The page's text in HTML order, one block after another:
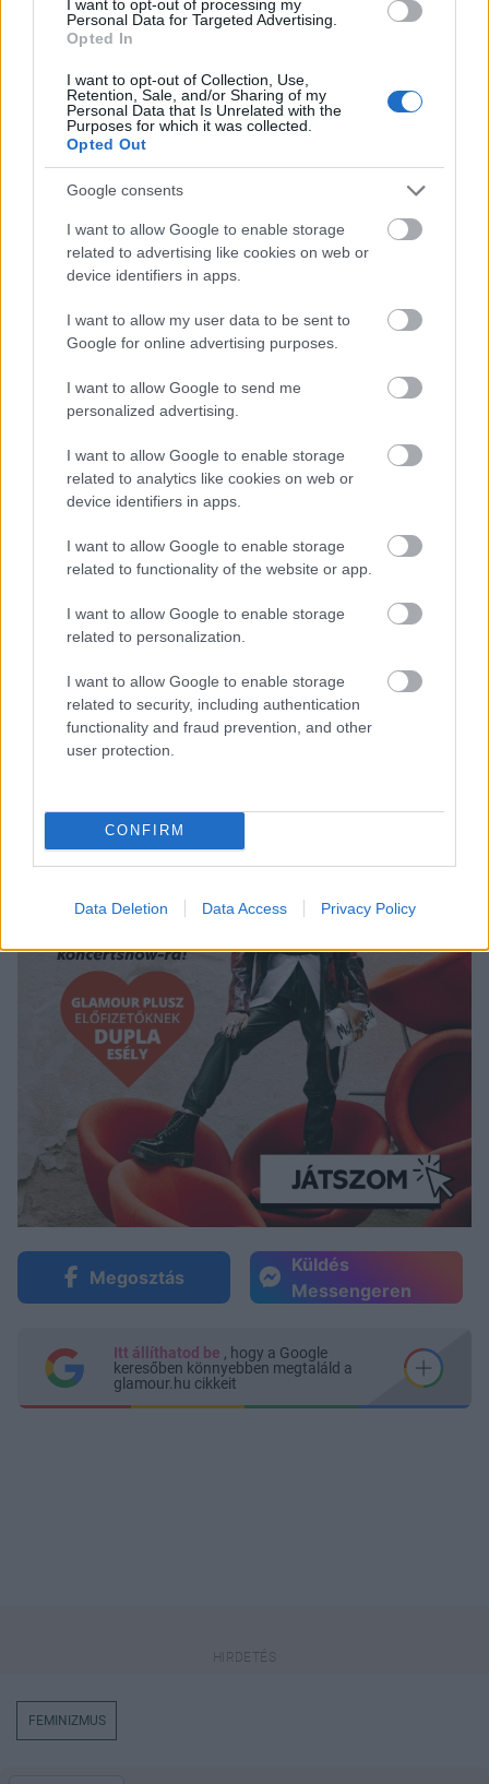
I want to opt-out of processing my
Personal Data for Targeted Advertising.
Opted In
I want to opt-out of Collection, Use,
Retention, Sale, and/or Sharing of my
Personal Data that Is Unrelated with the
Purposes for which it was collected.
Opted Out
Google consents
I want to allow Google to enable storage
related to advertising like cookies on web or
device identifiers in apps.
I want to allow my user data to be sent to
Google for online advertising purposes.
I want to allow Google to send me
personalized advertising.
I want to allow Google to enable storage
related to analytics like cookies on web or
device identifiers in apps.
I want to allow Google to enable storage
related to functionality of the website or app.
I want to allow Google to enable storage
related to personalization.
I want to allow Google to enable storage
related to security, including authentication
functionality and fraud prevention, and other
user protection.
CONFIRM
Data Deletion Data Access Privacy Policy
Naomi Parker híressé vált fotója
Naomi Parker Fraley nem sokat profitált abból, hogy
arcmása, alakja ilyen sikeres lett, igaz 94 évesen
újra lefotózták az ikonikus szerelésben, és nem
kevésbé volt erőteljes, mint 60 évvel korábban. Az
ikonikus plakát modellje 96 évesen hunyt el.
Naomi Parker 94-esen újra Rosie The Riveterként:
Naomi Parker 94 évesen még beöltözött Rosie The
Riveternek
Megosztás
Küldés
Messengeren
Itt állíthatod be , hogy a Google
keresőben könnyebben megtaláld a
glamour.hu cikkeit
FEMINIZMUS